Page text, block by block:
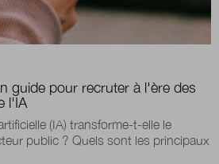
guide pour recruter à l'ère des
l'IA
(IA) transforme-t-elle le
public ? Quels sont les principaux